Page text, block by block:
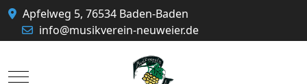
Apfelweg 5, 76534 Baden-Baden
info@musikverein-neuweier.de
Mobile Menu Toggle